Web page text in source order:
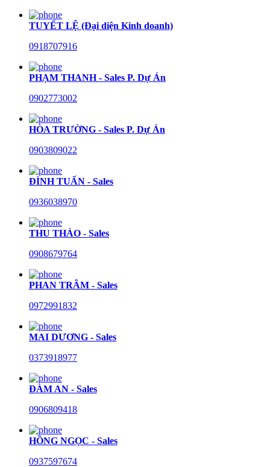
TUYẾT LỆ (Đại diện Kinh doanh)
0918707916
PHẠM THANH - Sales P. Dự Án
0902773002
HÒA TRƯỜNG - Sales P. Dự Án
0903809022
ĐÌNH TUẤN - Sales
0936038970
THU THẢO - Sales
0908679764
PHAN TRÂM - Sales
0972991832
MAI DƯƠNG - Sales
0373918977
ĐÀM AN - Sales
0906809418
HỒNG NGỌC - Sales
0937597674